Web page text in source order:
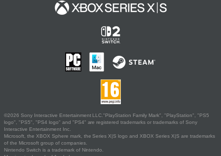
©2026 Sony Interactive Entertainment LLC."PlayStation Family Mark", "PlayStation", "PS5
logo", "PS5", "PS4 logo" and "PS4" are registered trademarks or trademarks of Sony
Interactive Entertainment Inc.
Microsoft, the XBOX Sphere mark, the Series X|S logo and XBOX Series X|S are trademarks
of the Microsoft group of companies.
Nintendo Switch is a trademark of Nintendo.